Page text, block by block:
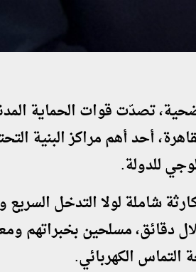
تصدّت قوات الحماية
أحد أهم مراكز البنية
للدولة.
شاملة لولا التدخل السريع
دقائق، مسلحين بخبراتهم
الكهربائي.